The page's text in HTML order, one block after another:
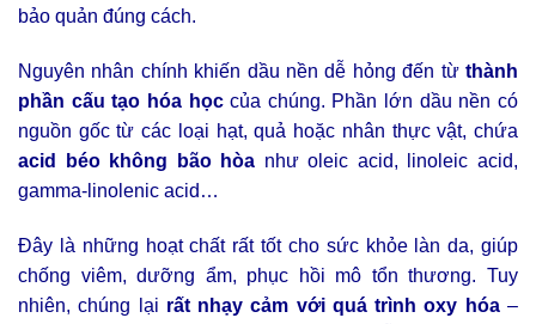
bảo quản đúng cách.
Nguyên nhân chính khiến dầu nền dễ hỏng đến từ thành
phần cấu tạo hóa họccủa chúng. Phần lớn dầu nền có
nguồn gốc từ các loại hạt, quả hoặc nhân thực vật, chứa
acid béo không bão hòa như oleic acid, linoleic acid,
gamma-linolenic acid…
Đây là những hoạt chất rất tốt cho sức khỏe làn da, giúp
chống viêm, dưỡng ẩm, phục hồi mô tổn thương. Tuy
nhiên, chúng lại rất nhạy cảm với quá trình oxy hóa–